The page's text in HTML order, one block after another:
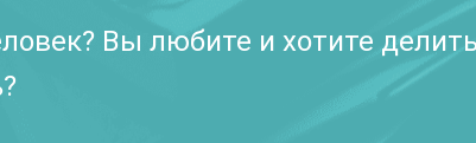
Вы любите и хотите